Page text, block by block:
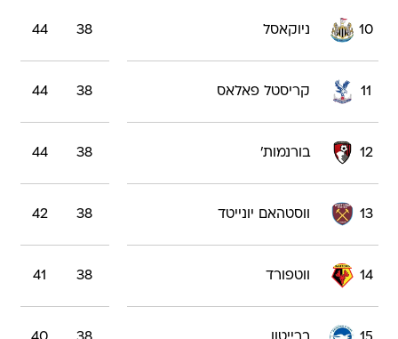
10 ניוקאסל 38
44
11 קריסטל פאלאס 38
44
12 בורנמות' 38
44
13 ווסטהאם יונייטד 38
42
14 ווטפורד 38
41